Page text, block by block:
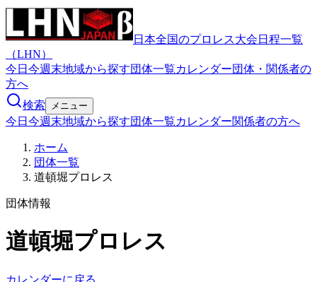
日本全国のプロレス大会日程一覧
（LHN）
今日 今週末地域から探す団体一覧カレンダー団体・関係者の
方へ
検索
メニュー
今日 今週末地域から探す団体一覧カレンダー関係者の方へ
ホーム
団体一覧
道頓堀プロレス
団体情報
道頓堀プロレス
カレンダーに戻る